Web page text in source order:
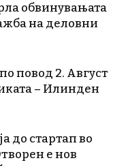
обвинувањата
на деловни
повод 2. Август
– Илинден
до стартап во
е нов